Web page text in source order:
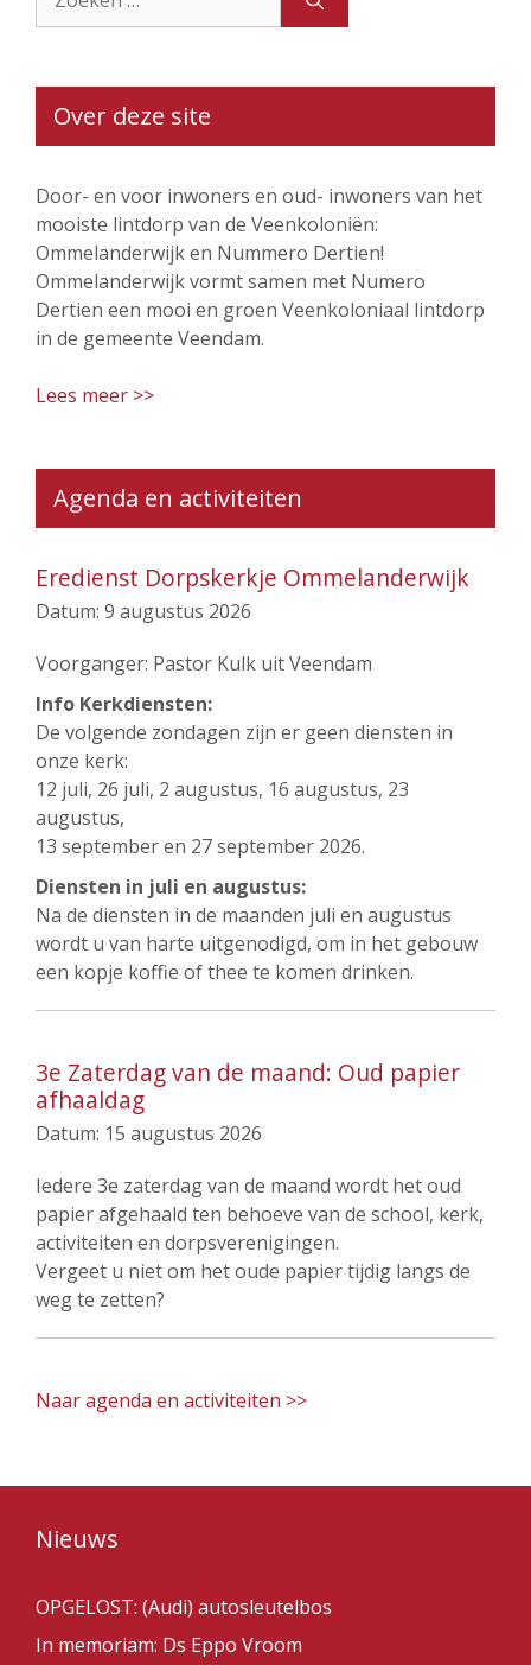
naar:
Over deze site
Door- en voor inwoners en oud- inwoners van het
mooiste lintdorp van de Veenkoloniën:
Ommelanderwijk en Nummero Dertien!
Ommelanderwijk vormt samen met Numero
Dertien een mooi en groen Veenkoloniaal lintdorp
in de gemeente Veendam.
Lees meer >>
Agenda en activiteiten
Eredienst Dorpskerkje Ommelanderwijk
Datum: 9 augustus 2026
Voorganger: Pastor Kulk uit Veendam
Info Kerkdiensten:
De volgende zondagen zijn er geen diensten in
onze kerk:
12 juli, 26 juli, 2 augustus, 16 augustus, 23
augustus,
13 september en 27 september 2026.
Diensten in juli en augustus:
Na de diensten in de maanden juli en augustus
wordt u van harte uitgenodigd, om in het gebouw
een kopje koffie of thee te komen drinken.
3e Zaterdag van de maand: Oud papier
afhaaldag
Datum: 15 augustus 2026
Iedere 3e zaterdag van de maand wordt het oud
papier afgehaald ten behoeve van de school, kerk,
activiteiten en dorpsverenigingen.
Vergeet u niet om het oude papier tijdig langs de
weg te zetten?
Naar agenda en activiteiten >>
Nieuws
OPGELOST: (Audi) autosleutelbos
In memoriam: Ds Eppo Vroom